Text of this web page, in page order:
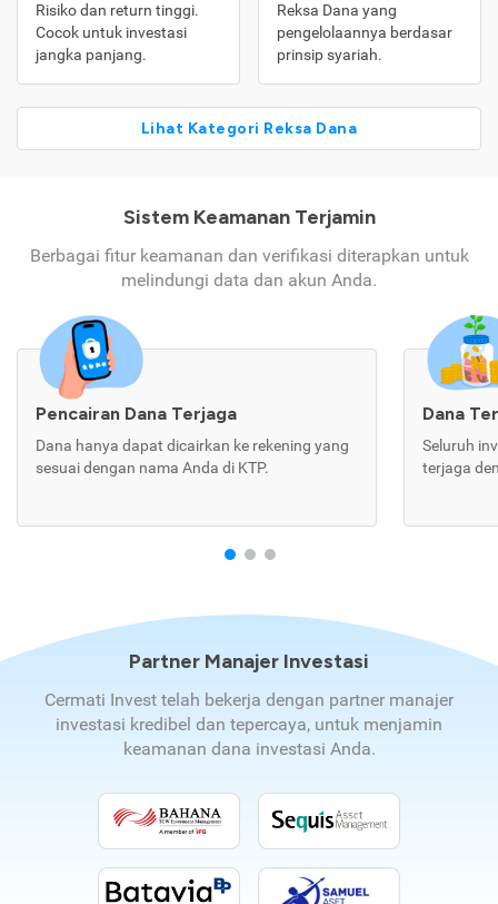
Risiko dan return tinggi.
Cocok untuk investasi
jangka panjang.
Reksa Dana yang
pengelolaannya berdasar
prinsip syariah.
Lihat Kategori Reksa Dana
Sistem Keamanan Terjamin
Berbagai fitur keamanan dan verifikasi diterapkan untuk
melindungi data dan akun Anda.
Pencairan Dana Terjaga
Dana hanya dapat dicairkan ke rekening yang
sesuai dengan nama Anda di KTP.
Dana
Seluruh
terjaga
Partner Manajer Investasi
Cermati Invest telah bekerja dengan partner manajer
investasi kredibel dan tepercaya, untuk menjamin
keamanan dana investasi Anda.